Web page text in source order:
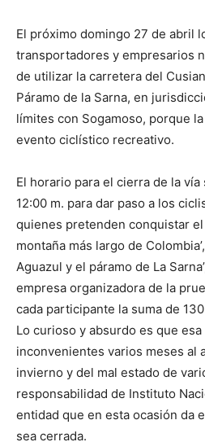
El próximo domingo 27 de abril
transportadores y empresarios
de utilizar la carretera del
Páramo de la Sarna, en
límites con Sogamoso, porque
evento ciclístico recreativo.
El horario para el cierra de la
12:00 m. para dar paso a los
quienes pretenden conquistar
montaña más largo de
Aguazul y el páramo de La
empresa organizadora de la
cada participante la suma de
Lo curioso y absurdo es que
inconvenientes varios meses al
invierno y del mal estado de
responsabilidad de Instituto
entidad que en esta ocasión da
sea cerrada.